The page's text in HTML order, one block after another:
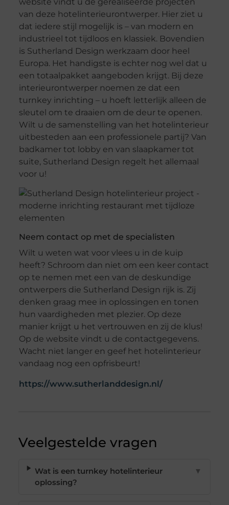
van deze hotelinterieurontwerper. Hier ziet u
dat iedere stijl mogelijk is – van modern en
industrieel tot tijdloos en klassiek. Bovendien
is Sutherland Design werkzaam door heel
Europa. Het handigste is echter nog wel dat u
een totaalpakket aangeboden krijgt. Bij deze
interieurontwerper noemen ze dat een
turnkey inrichting – u hoeft letterlijk alleen de
sleutel om te draaien om de deur te openen.
Wilt u de samenstelling van het hotelinterieur
uitbesteden aan een professionele partij? Van
badkamer tot lobby en van slaapkamer tot
suite, Sutherland Design regelt het allemaal
voor u!
Neem contact op met de specialisten
Wilt u weten wat voor vlees u in de kuip
heeft? Schroom dan niet om een keer contact
op te nemen met een van de deskundige
ontwerpers die Sutherland Design rijk is. Zij
denken graag mee in oplossingen en tonen
hun vaardigheden met plezier. Op deze
manier krijgt u het vertrouwen en zij de klus!
Op de website vindt u de contactgegevens.
Wacht niet langer en geef het hotelinterieur
vandaag nog een opfrisbeurt!
https://www.sutherlanddesign.nl/
Veelgestelde vragen
Wat is een turnkey hotelinterieur
oplossing?
▼